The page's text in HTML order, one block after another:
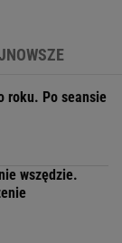
roku. Po seansie
wszędzie.